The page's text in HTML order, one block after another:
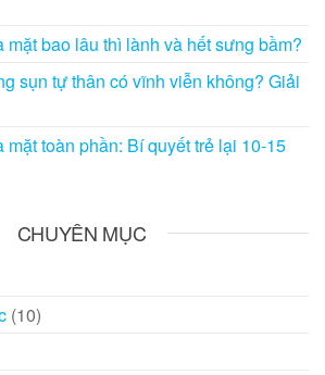
mặt bao lâu thì lành và hết sưng bầm?
sụn tự thân có vĩnh viễn không? Giải
mặt toàn phần: Bí quyết trẻ lại 10-15
CHUYÊN MỤC
(10)